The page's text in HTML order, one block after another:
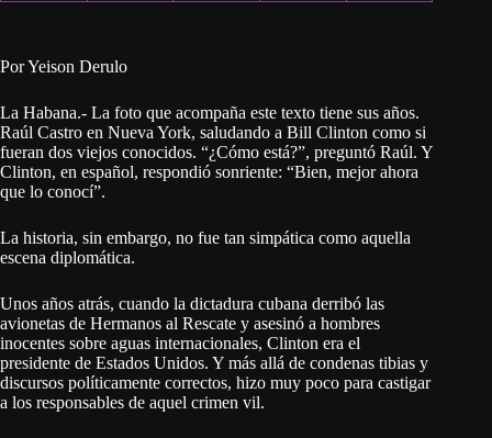
Por Yeison Derulo
La Habana.- La foto que acompaña este texto tiene sus años.
Raúl Castro en Nueva York, saludando a Bill Clinton como si
fueran dos viejos conocidos. “¿Cómo está?”, preguntó Raúl. Y
Clinton, en español, respondió sonriente: “Bien, mejor ahora
que lo conocí”.
La historia, sin embargo, no fue tan simpática como aquella
escena diplomática.
Unos años atrás, cuando la dictadura cubana derribó las
avionetas de Hermanos al Rescate y asesinó a hombres
inocentes sobre aguas internacionales, Clinton era el
presidente de Estados Unidos. Y más allá de condenas tibias y
discursos políticamente correctos, hizo muy poco para castigar
a los responsables de aquel crimen vil.